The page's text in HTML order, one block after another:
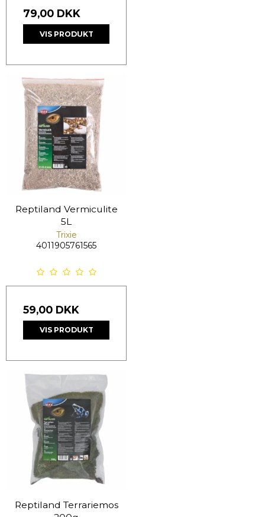
79,00 DKK
VIS PRODUKT
Reptiland Vermiculite
5L
Trixie
4011905761565
59,00 DKK
VIS PRODUKT
Reptiland Terrariemos